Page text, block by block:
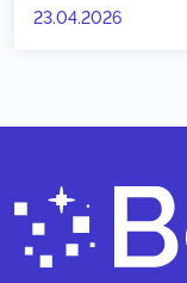
23.04.2026